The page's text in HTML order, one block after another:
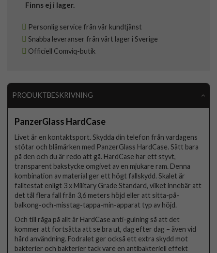
Finns ej i lager.
Personlig service från vår kundtjänst
Snabba leveranser från vårt lager i Sverige
Officiell Comviq-butik
PRODUKTBESKRIVNING
PanzerGlass HardCase
Livet är en kontaktsport. Skydda din telefon från vardagens
stötar och blåmärken med PanzerGlass HardCase. Sätt bara
på den och du är redo att gå. HardCase har ett styvt,
transparent bakstycke omgivet av en mjukare ram. Denna
kombination av material ger ett högt fallskydd. Skalet är
falltestat enligt 3 x Military Grade Standard, vilket innebär att
det tål flera fall från 3,6 meters höjd eller att sitta-på-
balkong-och-misstag-tappa-min-apparat typ av höjd.
Och till råga på allt är HardCase anti-gulning så att det
kommer att fortsätta att se bra ut, dag efter dag – även vid
hård användning. Fodralet ger också ett extra skydd mot
bakterier och bakterier tack vare en antibakteriell effekt